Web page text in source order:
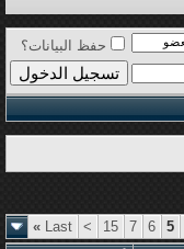
حفظ البيانات؟
5
6
7
15
>
Last
»